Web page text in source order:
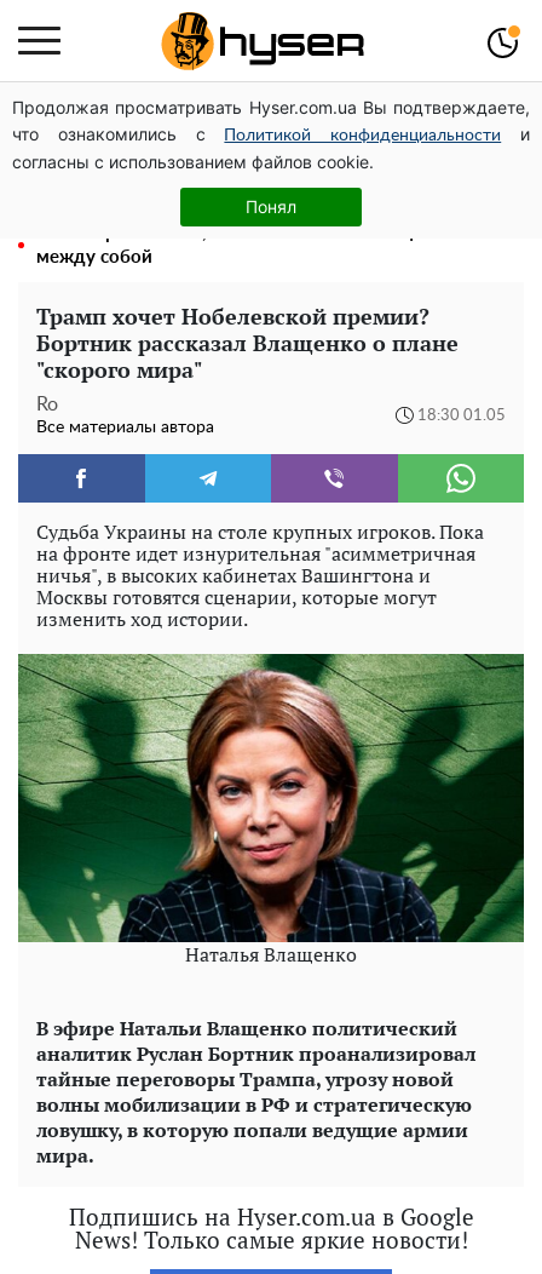
Продолжая просматривать Hyser.com.ua Вы подтверждаете,
что ознакомились с
Политикой конфиденциальности
и
согласны с использованием файлов cookie.
Понял
Елена Тополя слив видео – это далеко не все:
фронтмен "Антитела" Тарас Тополя стал следующим
Полностью голая Анна Тринчер блеснула
"прелестями": таких размеров вы еще не видели
между собой
Трамп хочет Нобелевской премии?
Бортник рассказал Влащенко о плане
"скорого мира"
Ro
Все материалы автора
18:30 01.05
Судьба Украины на столе крупных игроков. Пока
на фронте идет изнурительная "асимметричная
ничья", в высоких кабинетах Вашингтона и
Москвы готовятся сценарии, которые могут
изменить ход истории.
Наталья Влащенко
В эфире Натальи Влащенко политический
аналитик Руслан Бортник проанализировал
тайные переговоры Трампа, угрозу новой
волны мобилизации в РФ и стратегическую
ловушку, в которую попали ведущие армии
мира.
Подпишись на Hyser.com.ua в Google
News! Только самые яркие новости!